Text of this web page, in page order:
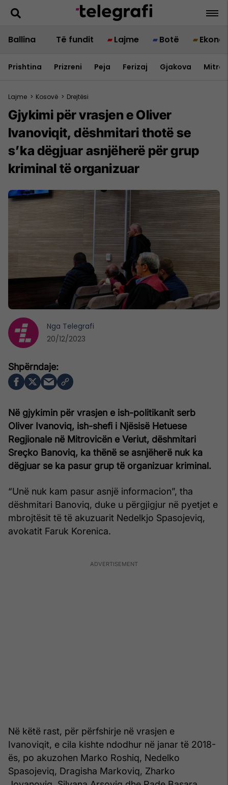
Ballina Të fundit Lajme Botë
Prishtina Prizreni Peja Ferizaj Gjakova
Lajme > Kosovë > Drejtësi
Gjykimi për vrasjen e Oliver
Ivanoviqit, dëshmitari thotë se
s’ka dëgjuar asnjëherë për grup
kriminal të organizuar
Në gjykimin për vrasjen e ish-politikanit serb
Oliver Ivanoviq, ish-shefi i Njësisë Hetuese
Regjionale në Mitrovicën e Veriut, dëshmitari
Sreçko Banoviq, ka thënë se asnjëherë nuk ka
dëgjuar se ka pasur grup të organizuar kriminal.
“Unë nuk kam pasur asnjë informacion”, tha
dëshmitari Banoviq, duke u përgjigjur në pyetjet e
mbrojtësit të të akuzuarit Nedelkjo Spasojeviq,
avokatit Faruk Korenica.
Në këtë rast, për përfshirje në vrasjen e
Ivanoviqit, e cila kishte ndodhur në janar të 2018-
ës, po akuzohen Marko Roshiq, Nedelko
Spasojeviq, Dragisha Markoviq, Zharko
Nga Telegrafi
20/12/2023